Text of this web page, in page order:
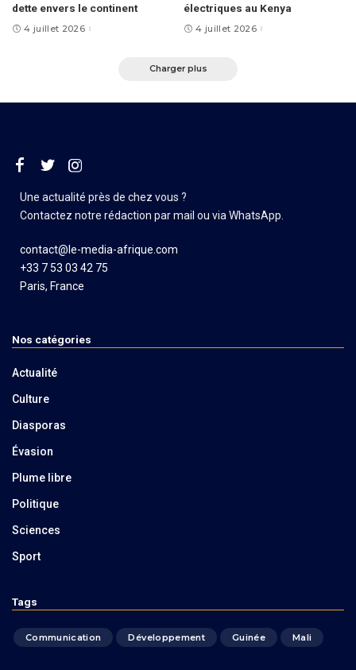
dette envers le continent
4 juillet 2026
électriques au Kenya
4 juillet 2026
Charger plus
Une actualité près de chez vous ?
Contactez notre rédaction par mail ou via WhatsApp.
contact@le-media-afrique.com
+33 7 53 03 42 75
Paris, France
Nos catégories
Actualité
Culture
Diasporas
Évasion
Plume libre
Politique
Sciences
Sport
Tags
Communication Développement Guinée Mali